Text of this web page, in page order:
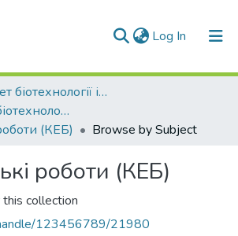
Log In (current)
Факультет біотехнології і біотехніки (ФБТ)
Кафедра екобіотехнології та біоенергетики (КЕБ)
(КЕБ)
Browse by Subject
роботи (КЕБ)
collection
123456789/21980